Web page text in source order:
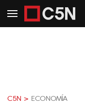
C5N > ECONOMÍA